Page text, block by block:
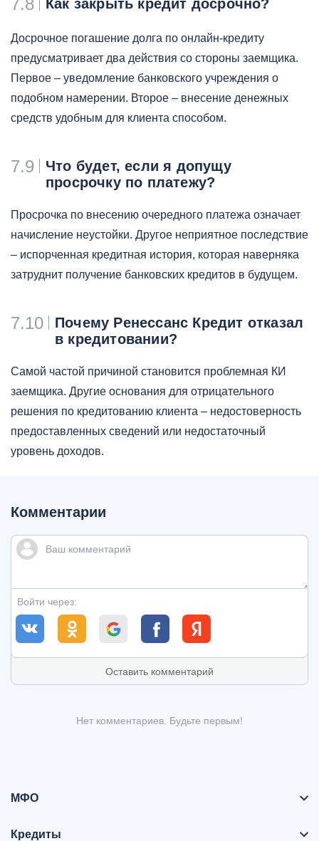
7.8 Как закрыть кредит досрочно?
Досрочное погашение долга по онлайн-кредиту
предусматривает два действия со стороны заемщика.
Первое – уведомление банковского учреждения о
подобном намерении. Второе – внесение денежных
средств удобным для клиента способом.
7.9
Что будет, если я допущу
просрочку по платежу?
Просрочка по внесению очередного платежа означает
начисление неустойки. Другое неприятное последствие
– испорченная кредитная история, которая наверняка
затруднит получение банковских кредитов в будущем.
7.10
Почему Ренессанс Кредит отказал
в кредитовании?
Самой частой причиной становится проблемная КИ
заемщика. Другие основания для отрицательного
решения по кредитованию клиента – недостоверность
предоставленных сведений или недостаточный
уровень доходов.
Комментарии
Войти через:
Оставить комментарий
Нет комментариев. Будьте первым!
МФО
Кредиты